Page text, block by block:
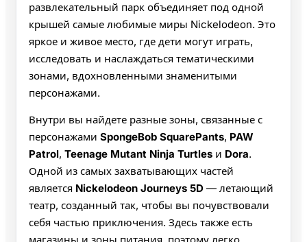
развлекательный парк объединяет под одной
крышей самые любимые миры Nickelodeon. Это
яркое и живое место, где дети могут играть,
исследовать и наслаждаться тематическими
зонами, вдохновленными знаменитыми
персонажами.
Внутри вы найдете разные зоны, связанные с
персонажами SpongeBob SquarePants, PAW
Patrol, Teenage Mutant Ninja Turtles и Dora.
Одной из самых захватывающих частей
является Nickelodeon Journeys 5D — летающий
театр, созданный так, чтобы вы почувствовали
себя частью приключения. Здесь также есть